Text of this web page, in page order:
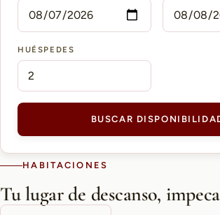
HUÉSPEDES
BUSCAR
HABITACIONES
Tu lugar de descanso,